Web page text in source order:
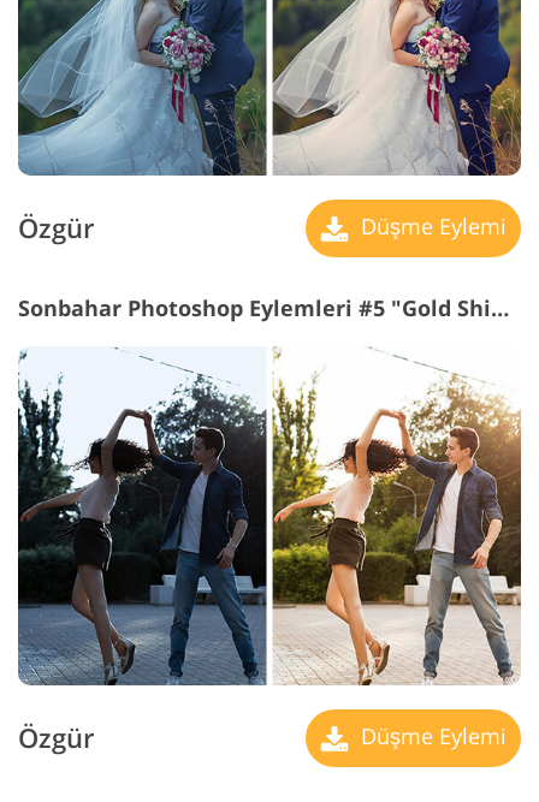
Özgür Düşme Eylemi
Sonbahar Photoshop Eylemleri #5 "Gold Shine"
Özgür Düşme Eylemi